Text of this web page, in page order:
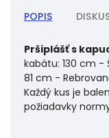
POPIS
Pršiplášť s
kabátu: 130 cm -
81 cm -
Každý kus je
požiadavky